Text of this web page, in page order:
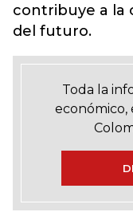
contribuye a la
del futuro.
Toda la
económico,